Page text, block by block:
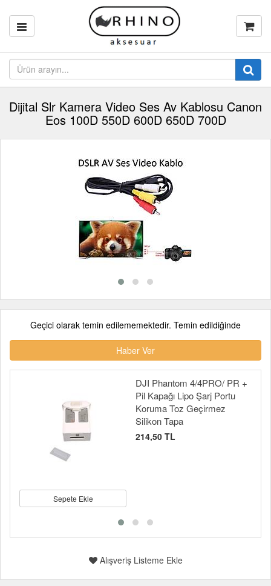
Dijital Slr Kamera Video Ses Av Kablosu Canon
Eos 100D 550D 600D 650D 700D
Geçici olarak temin edilememektedir. Temin edildiğinde
Haber Ver
Sepete Ekle
DJI Phantom 4/4PRO/ PR +
Pil Kapağı Lipo Şarj Portu
Koruma Toz Geçirmez
Silikon Tapa
214,50 TL
Alışveriş Listeme Ekle